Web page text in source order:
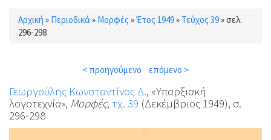
Είστε εδώ
Αρχική » Περιοδικά» Μορφές »Έτος 1949» Τεύχος 39»σελ.
296-298
< προηγούμενο επόμενο >
Γεωργούλης Κωνσταντίνος Δ., «Υπαρξιακή
λογοτεχνία», Μορφές, τχ. 39 (Δεκέμβριος 1949), σ.
296-298